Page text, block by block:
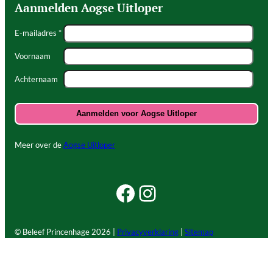
Aanmelden Aogse Uitloper
E-mailadres *
Voornaam
Achternaam
Meer over deAogse Uitloper
Facebook Beleef Princenhage
Instagram Beleef Princenhage
© Beleef Princenhage 2026 | Privacyverklaring Sitemap